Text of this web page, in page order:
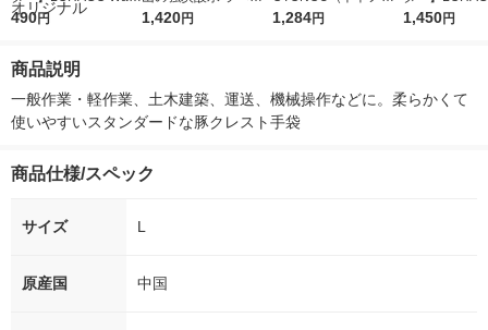
r（ロハコウォータ
シ） オリジナル
490円
レス 500ml 1箱（24
1,420円
ウ） by BLACK無糖 5
1,284円
r 410ml 1箱（
1,450円
商品説明
一般作業・軽作業、土木建築、運送、機械操作などに。柔らかくて
使いやすいスタンダードな豚クレスト手袋
商品仕様/スペック
サイズ L
原産国 中国